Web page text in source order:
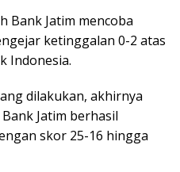
Bank Jatim mencoba
ketinggalan 0-2 atas
Indonesia.
dilakukan, akhirnya
Jatim berhasil
skor 25-16 hingga